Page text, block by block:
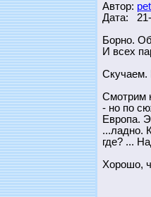
Автор:
Дата: 21-
Борно.
И всех
Скучаем.
Смотрим
- но по
Европа.
...ладно.
где? ...
Хорошо,